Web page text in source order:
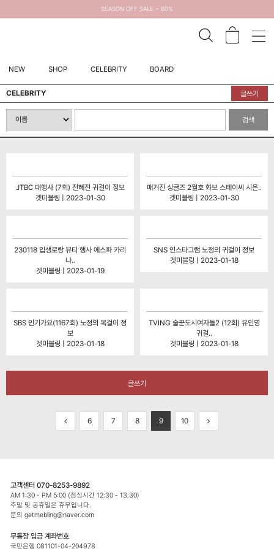
SEASON OFF SALE ~ 80%
NEW SHOP CELEBRITY BOARD
CELEBRITY 글쓰기
검색
JTBC 대행사 (7회) 전혜진 귀걸이 정보
겟미블링 | 2023-01-30
매거진 싱글즈 2월호 화보 스테이씨 시은..
겟미블링 | 2023-01-30
230118 입생로랑 뷰티 행사 에스파 카리
나..
겟미블링 | 2023-01-19
SNS 인스타그램 노정의 귀걸이 정보
겟미블링 | 2023-01-18
SBS 인기가요(1167회) 노정의 목걸이 정
보
겟미블링 | 2023-01-18
TVING 술꾼도시여자들2 (12회) 유인영
귀걸..
겟미블링 | 2023-01-18
글쓰기
6 7 8 9 10
고객센터 070-8253-9892
AM 1:30 - PM 5:00 (점심시간 12:30 - 13:30)
주말 및 공휴일은 휴무입니다.
문의 getmebling@naver.com
무통장 입금 계좌번호
국민은행 081101-04-204978